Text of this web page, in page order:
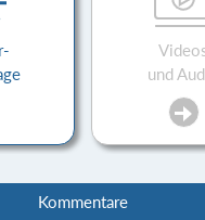
und
Kommentare